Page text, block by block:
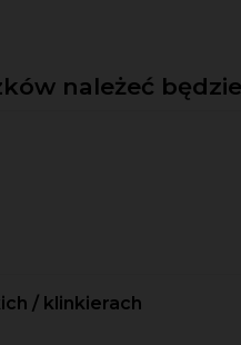
należeć
/ klinkierach